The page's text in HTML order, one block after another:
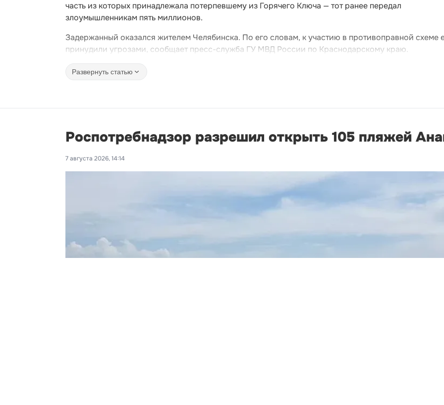
часть из которых принадлежала потерпевшему из Горячего Ключа — тот ранее передал
злоумышленникам пять миллионов.
Задержанный оказался жителем Челябинска. По его словам, к участию в противоправной схеме
принудили угрозами, сообщает пресс-служба ГУ МВД России по Краснодарскому краю.
Развернуть статью
Роспотребнадзор разрешил открыть 105 пляжей
7 августа 2026, 14:14